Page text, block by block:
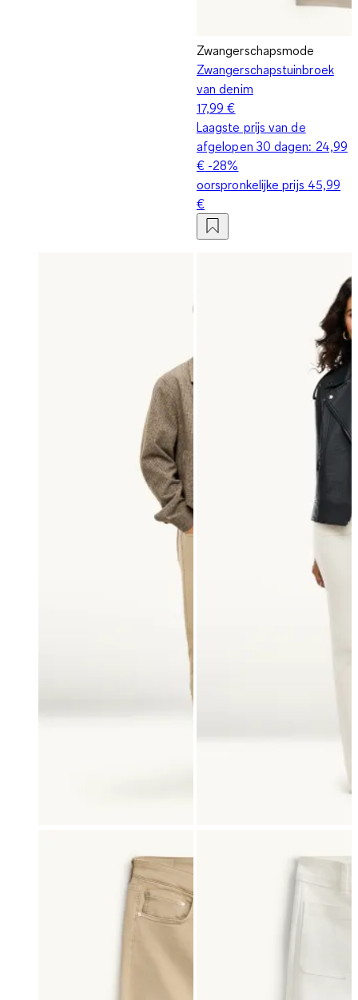
Zwangerschapsmode
Zwangerschapstuinbroek
van denim
17,99 €
Laagste prijs van de
afgelopen 30 dagen: 24,99
€ -28%
oorspronkelijke prijs 45,99
€